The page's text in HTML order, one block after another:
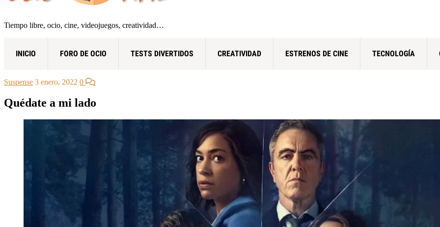
Tiempo libre, ocio, cine, videojuegos, creatividad…
INICIO FORO DE OCIO TESTS DIVERTIDOS CREATIVIDAD ESTRENOS DE CINE TECNOLOGÍA
Suspense 3 enero, 2022 0
Quédate a mi lado